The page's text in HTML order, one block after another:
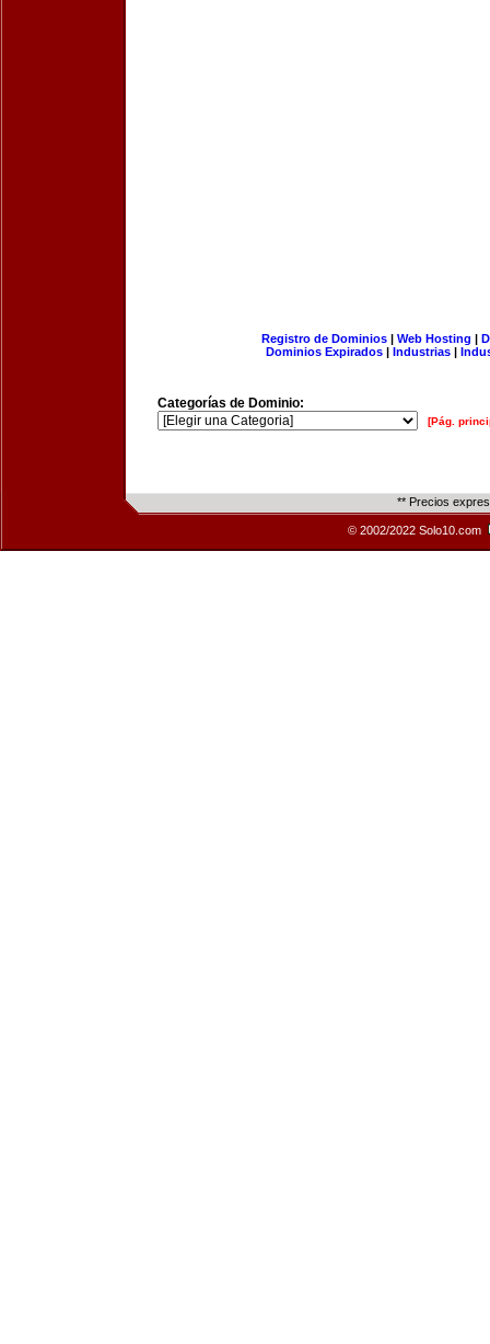
Registro de Dominios| Web Hosting |
Dominios Expirados | Industrias |
Categorías de Dominio:
[Pág.
** Precios
© 2002/2022 Solo10.com